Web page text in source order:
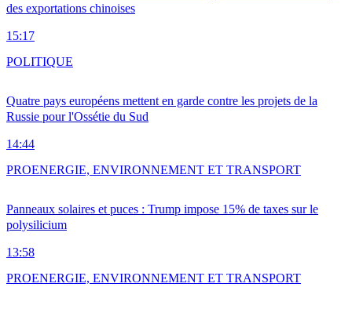
des exportations chinoises
15:17
Quatre pays européens mettent en garde contre les projets de la
Russie pour l'Ossétie du Sud
14:44
POLITIQUE
Panneaux solaires et puces : Trump impose 15% de taxes sur le
polysilicium
13:58
PROENERGIE, ENVIRONNEMENT ET TRANSPORT
PROENERGIE, ENVIRONNEMENT ET TRANSPORT